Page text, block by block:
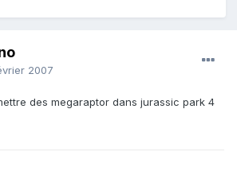
2007
des megaraptor dans jurassic park 4